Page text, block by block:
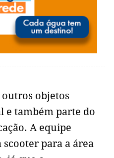
objetos
e também parte do
A equipe
para a área